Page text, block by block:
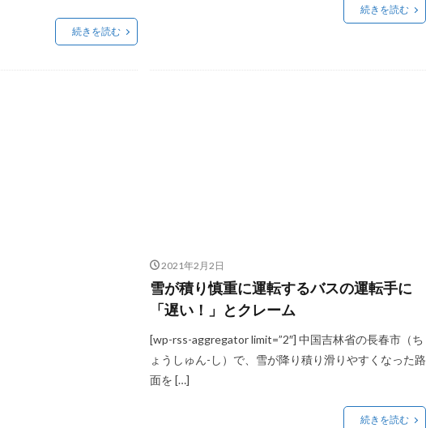
続きを読む
続きを読む
2021年2月2日
雪が積り慎重に運転するバスの運転手に
「遅い！」とクレーム
[wp-rss-aggregator limit=”2″] 中国吉林省の長春市（ち
ょうしゅん-し）で、雪が降り積り滑りやすくなった路
面を […]
続きを読む